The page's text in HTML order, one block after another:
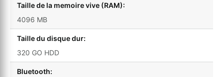
Taille de la memoire vive (RAM):
4096 MB
Taille du disque dur:
320 GO HDD
Bluetooth: